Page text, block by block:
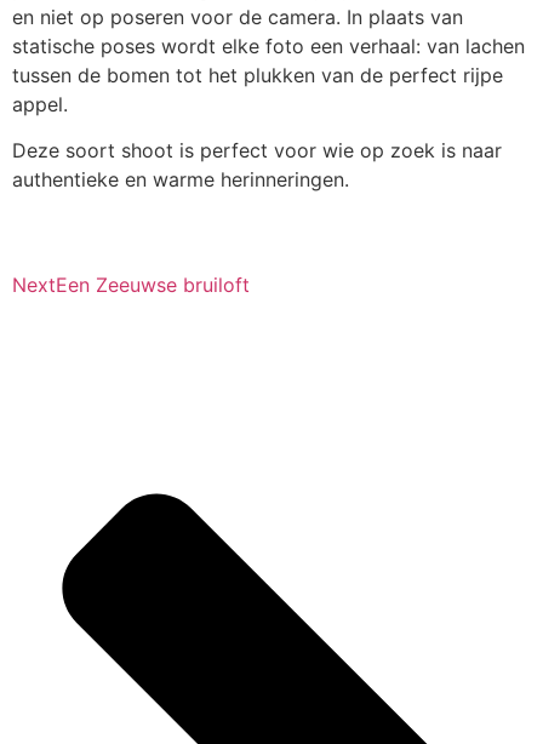
en niet op poseren voor de camera. In plaats van
statische poses wordt elke foto een verhaal: van lachen
tussen de bomen tot het plukken van de perfect rijpe
appel.
Deze soort shoot is perfect voor wie op zoek is naar
authentieke en warme herinneringen.
NextEen Zeeuwse bruiloft